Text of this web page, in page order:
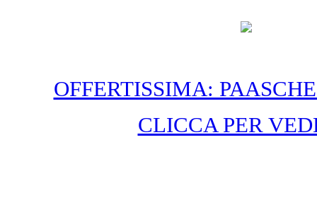
OFFERTISSIMA:
CLICCA PER